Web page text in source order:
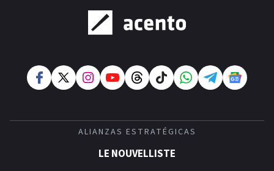
ALIANZAS ESTRATÉGICAS
LE NOUVELLISTE